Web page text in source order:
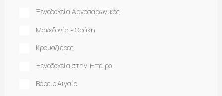
Ξενοδοχεία Αργοσαρωνικός
Μακεδονία - Θράκη
Κρουαζιέρες
Ξενοδοχεία στην Ήπειρο
Βόρειο Αιγαίο